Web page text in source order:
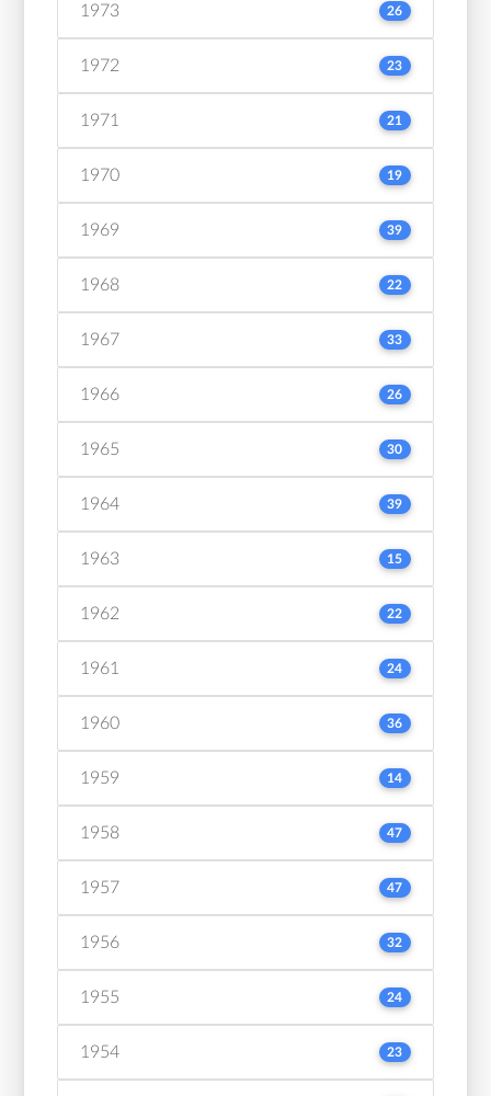
1973 26
1972 23
1971 21
1970 19
1969 39
1968 22
1967 33
1966 26
1965 30
1964 39
1963 15
1962 22
1961 24
1960 36
1959 14
1958 47
1957 47
1956 32
1955 24
1954 23